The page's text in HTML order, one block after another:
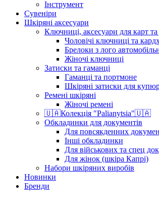
Інструмент
Сувеніри
Шкіряні аксесуари
Ключниці, аксесуари для карт та
Чоловічі ключниці та
Брелоки з лого
Жіночі ключниці
Затиски та гаманці
Гаманці та портмоне
Шкіряні затиски для
Ремені шкіряні
Жіночі ремені
🇺🇦Колекція "Palianytsia"🇺🇦
Обкладинки для документів
Для повсякденних
Інші обкладинки
Для військових та спец
Для жінок (шкіра Капрі)
Набори шкіряних виробів
Новинки
Бренди